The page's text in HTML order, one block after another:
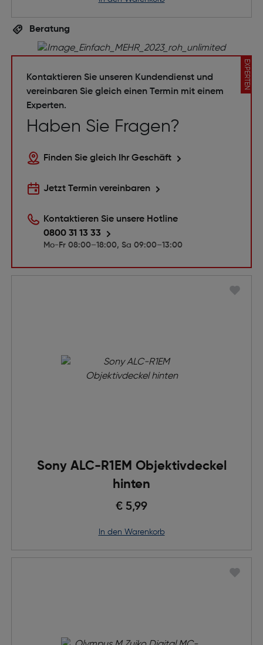
Beratung
EXPERTEN
Kontaktieren Sie unseren Kundendienst und
vereinbaren Sie gleich einen Termin mit einem
Experten.
Haben Sie Fragen?
Finden Sie gleich Ihr Geschäft
Jetzt Termin vereinbaren
Kontaktieren Sie unsere Hotline
0800 31 13 33
Mo-Fr 08:00–18:00, Sa 09:00–13:00
Sony ALC-R1EM Objektivdeckel
hinten
€ 5,99
in den Warenkorb